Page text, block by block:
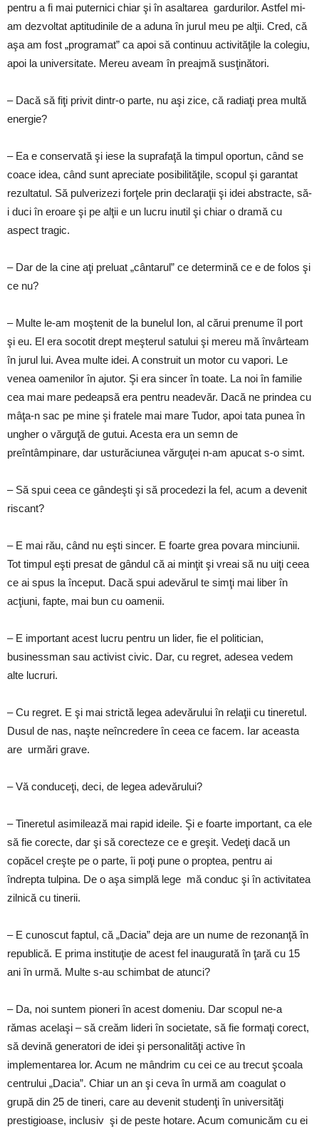
pentru a fi mai puternici chiar şi în asaltarea gardurilor. Astfel mi-
am dezvoltat aptitudinile de a aduna în jurul meu pe alţii. Cred, că
aşa am fost „programat” ca apoi să continuu activităţile la colegiu,
apoi la universitate. Mereu aveam în preajmă susţinători.
– Dacă să fiţi privit dintr-o parte, nu aşi zice, că radiaţi prea multă
energie?
– Ea e conservată şi iese la suprafaţă la timpul oportun, când se
coace idea, când sunt apreciate posibilităţile, scopul şi garantat
rezultatul. Să pulverizezi forţele prin declaraţii şi idei abstracte, să-
i duci în eroare şi pe alţii e un lucru inutil şi chiar o dramă cu
aspect tragic.
– Dar de la cine aţi preluat „cântarul” ce determină ce e de folos şi
ce nu?
– Multe le-am moştenit de la bunelul Ion, al cărui prenume îl port
şi eu. El era socotit drept meşterul satului şi mereu mă învârteam
în jurul lui. Avea multe idei. A construit un motor cu vapori. Le
venea oamenilor în ajutor. Şi era sincer în toate. La noi în familie
cea mai mare pedeapsă era pentru neadevăr. Dacă ne prindea cu
mâţa-n sac pe mine şi fratele mai mare Tudor, apoi tata punea în
ungher o vărguţă de gutui. Acesta era un semn de
preîntâmpinare, dar usturăciunea vărguţei n-am apucat s-o simt.
– Să spui ceea ce gândeşti şi să procedezi la fel, acum a devenit
riscant?
– E mai rău, când nu eşti sincer. E foarte grea povara minciunii.
Tot timpul eşti presat de gândul că ai minţit şi vreai să nu uiţi ceea
ce ai spus la început. Dacă spui adevărul te simţi mai liber în
acţiuni, fapte, mai bun cu oamenii.
– E important acest lucru pentru un lider, fie el politician,
businessman sau activist civic. Dar, cu regret, adesea vedem
alte lucruri.
– Cu regret. E şi mai strictă legea adevărului în relaţii cu tineretul.
Dusul de nas, naşte neîncredere în ceea ce facem. Iar aceasta
are urmări grave.
– Vă conduceţi, deci, de legea adevărului?
– Tineretul asimilează mai rapid ideile. Şi e foarte important, ca ele
să fie corecte, dar şi să corecteze ce e greşit. Vedeţi dacă un
copăcel creşte pe o parte, îi poţi pune o proptea, pentru ai
îndrepta tulpina. De o aşa simplă lege mă conduc şi în activitatea
zilnică cu tinerii.
– E cunoscut faptul, că „Dacia” deja are un nume de rezonanţă în
republică. E prima instituţie de acest fel inaugurată în ţară cu 15
ani în urmă. Multe s-au schimbat de atunci?
– Da, noi suntem pioneri în acest domeniu. Dar scopul ne-a
rămas acelaşi – să creăm lideri în societate, să fie formaţi corect,
să devină generatori de idei şi personalităţi active în
implementarea lor. Acum ne mândrim cu cei ce au trecut şcoala
centrului „Dacia”. Chiar un an şi ceva în urmă am coagulat o
grupă din 25 de tineri, care au devenit studenţi în universităţi
prestigioase, inclusiv şi de peste hotare. Acum comunicăm cu ei